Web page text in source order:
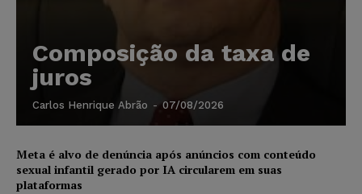
Composição da taxa de
juros
Carlos Henrique Abrão - 07/08/2026
Meta é alvo de denúncia após anúncios com conteúdo
sexual infantil gerado por IA circularem em suas
plataformas